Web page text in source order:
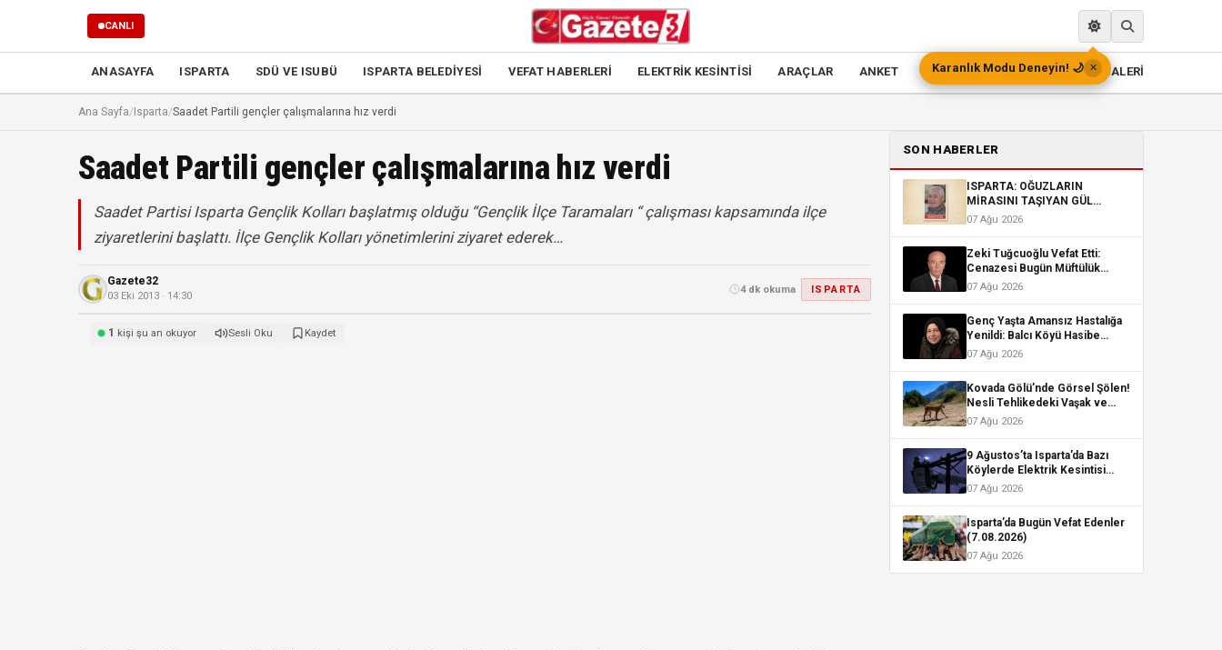
CANLI
ANASAYFA ISPARTA SDÜ VE ISUBÜ ISPARTA BELEDİYESİ VEFAT HABERLERİ ELEKTRİK KESİNTİSİ ARAÇLAR ANKET PREMİUM DEPREMLER GALERİ
Ana Sayfa/ Isparta/Saadet Partili gençler çalışmalarına hız verdi
Saadet Partili gençler çalışmalarına hız verdi
Saadet Partisi Isparta Gençlik Kolları başlatmış olduğu “Gençlik İlçe Taramaları “ çalışması kapsamında ilçe
ziyaretlerini başlattı. İlçe Gençlik Kolları yönetimlerini ziyaret ederek…
Gazete32
03 Eki 2013 · 14:30
4 dk okuma ISPARTA
1 kişi şu an okuyor Sesli Oku Kaydet
SON HABERLER
ISPARTA: OĞUZLARIN
MİRASINI TAŞIYAN GÜL
KOKULU KADİM ŞEHİR /ERDAL
07 Ağu 2026
Zeki Tuğcuoğlu Vefat Etti:
Cenazesi Bugün Müftülük
Camii’nden Kaldırılacak
07 Ağu 2026
Genç Yaşta Amansız Hastalığa
Yenildi: Balcı Köyü Hasibe
Öner’i Son Yolculuğuna
07 Ağu 2026
Kovada Gölü’nde Görsel Şölen!
Nesli Tehlikedeki Vaşak ve
Alageyik Fotokapana Yakalandı
07 Ağu 2026
9 Ağustos’ta Isparta’da Bazı
Köylerde Elektrik Kesintisi
Yaşanacak
07 Ağu 2026
Isparta’da Bugün Vefat Edenler
(7.08.2026)
07 Ağu 2026
Karanlık Modu Deneyin! 🌙 ✕